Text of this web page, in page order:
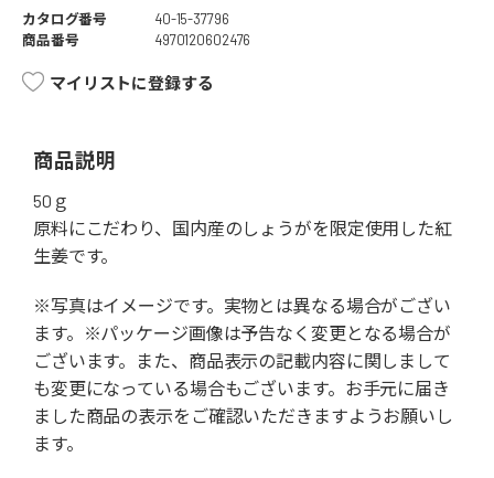
カタログ番号
40-15-37796
商品番号
4970120602476
マイリストに登録する
商品説明
50ｇ
原料にこだわり、国内産のしょうがを限定使用した紅
生姜です。
※写真はイメージです。実物とは異なる場合がござい
ます。※パッケージ画像は予告なく変更となる場合が
ございます。また、商品表示の記載内容に関しまして
も変更になっている場合もございます。お手元に届き
ました商品の表示をご確認いただきますようお願いし
ます。